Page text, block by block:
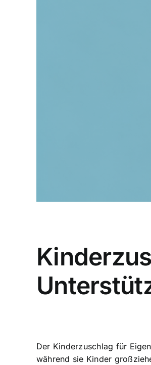
Der Kinderzuschlag für
während sie Kinder